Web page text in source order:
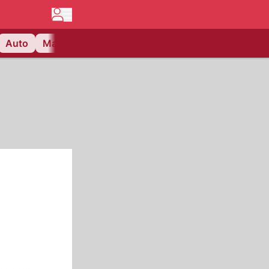
Auto Matchcenter